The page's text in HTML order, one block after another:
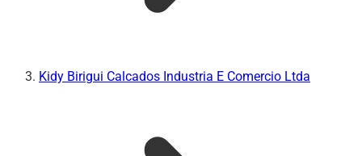
Kidy Birigui Calcados Industria E Comercio Ltda